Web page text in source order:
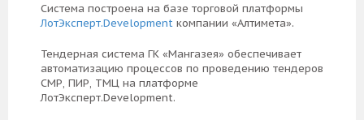
Система построена на базе торговой платформы
ЛотЭксперт.Development компании «Алтимета».
Тендерная система ГК «Мангазея» обеспечивает
автоматизацию процессов по проведению тендеров
СМР, ПИР, ТМЦ на платформе
ЛотЭксперт.Development.